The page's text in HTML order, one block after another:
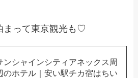
まって東京観光も♡
ンシャインシティアネックス周
のホテル｜安い駅チカ宿はちい